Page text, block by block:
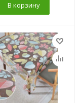
В корзину